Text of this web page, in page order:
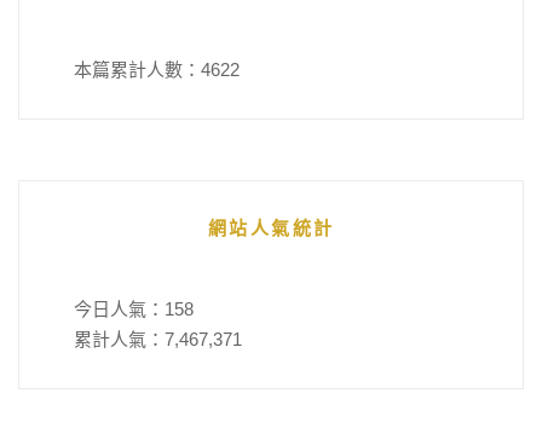
本篇累計人數： 4622
網站人氣統計
今日人氣： 158
累計人氣： 7,467,371